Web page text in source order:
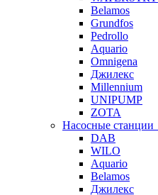
Belamos
Grundfos
Pedrollo
Aquario
Omnigena
Джилекс
Millennium
UNIPUMP
ZOTA
Насосные станции
DAB
WILO
Aquario
Belamos
Джилекс